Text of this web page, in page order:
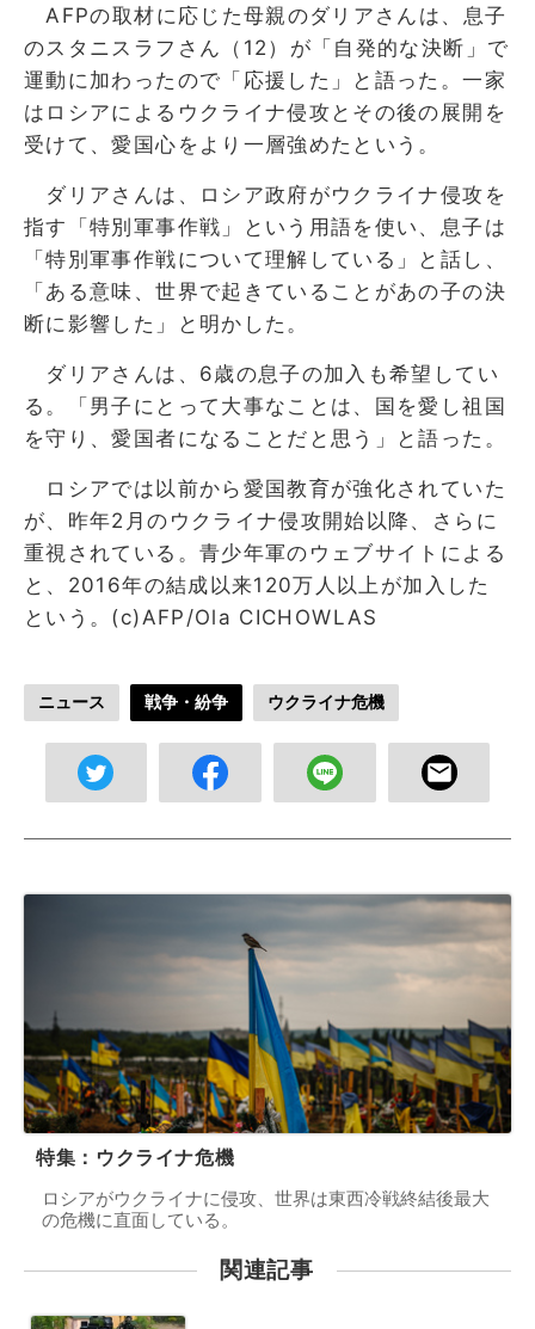
AFPの取材に応じた母親のダリアさんは、息子
のスタニスラフさん（12）が「自発的な決断」で
運動に加わったので「応援した」と語った。一家
はロシアによるウクライナ侵攻とその後の展開を
受けて、愛国心をより一層強めたという。
ダリアさんは、ロシア政府がウクライナ侵攻を
指す「特別軍事作戦」という用語を使い、息子は
「特別軍事作戦について理解している」と話し、
「ある意味、世界で起きていることがあの子の決
断に影響した」と明かした。
ダリアさんは、6歳の息子の加入も希望してい
る。「男子にとって大事なことは、国を愛し祖国
を守り、愛国者になることだと思う」と語った。
ロシアでは以前から愛国教育が強化されていた
が、昨年2月のウクライナ侵攻開始以降、さらに
重視されている。青少年軍のウェブサイトによる
と、2016年の結成以来120万人以上が加入した
という。(c)AFP/Ola CICHOWLAS
ニュース 戦争・紛争 ウクライナ危機
特集：ウクライナ危機
ロシアがウクライナに侵攻、世界は東西冷戦終結後最大
の危機に直面している。
関連記事